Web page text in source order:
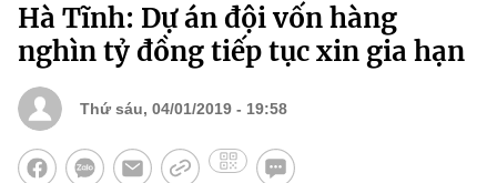
Hà Tĩnh: Dự án đội vốn hàng
nghìn tỷ đồng tiếp tục xin gia hạn
Thứ sáu, 04/01/2019 - 19:58